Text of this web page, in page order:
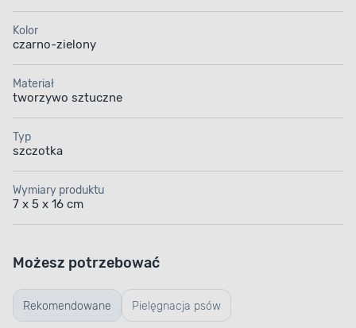
Kolor
czarno-zielony
Materiał
tworzywo sztuczne
Typ
szczotka
Wymiary produktu
7 x 5 x 16 cm
Rekomendowane Pielęgnacja psów
Możesz potrzebować